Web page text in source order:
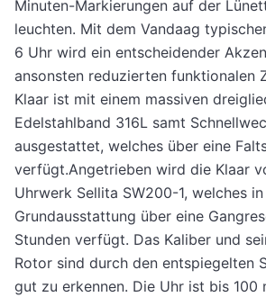
Minuten-Markierungen auf der
leuchten. Mit dem Vandaag
6 Uhr wird ein entscheidender
ansonsten reduzierten funktionalen
Klaar ist mit einem massiven
Edelstahlband 316L samt
ausgestattet, welches über eine
verfügt.Angetrieben wird die Klaar
Uhrwerk Sellita SW200-1, welches
Grundausstattung über eine
Stunden verfügt. Das Kaliber und
Rotor sind durch den entspiegelten
gut zu erkennen. Die Uhr ist bis 100